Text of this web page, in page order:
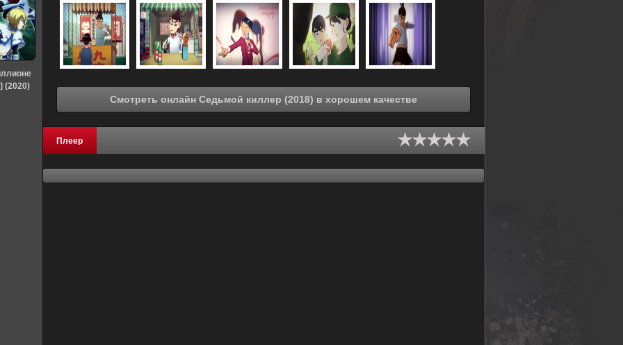
Смотреть онлайн Седьмой киллер (2018) в хорошем качестве
Плеер
(2020)